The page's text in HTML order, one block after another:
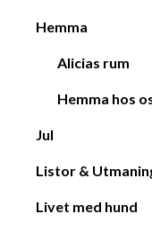
Hemma
Alicias rum
Hemma hos
Jul
Listor &
Livet med hund